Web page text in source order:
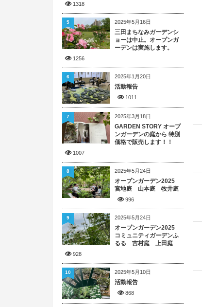
1318
2025年5月16日
三田まちなみガーデンシ
ョーは中止。オープンガ
ーデンは実施します。
1256
5
2025年1月20日
活動報告
1011
6
2025年3月18日
GARDEN STORY オープ
ンガーデンの庭から 特別
価格で販売します！！
1007
7
2025年5月24日
オープンガーデン2025
宮地庭 山本庭 牧井庭
996
8
2025年5月24日
オープンガーデン2025
コミュニティガーデンふ
るる 吉村庭 上田庭
928
9
2025年5月10日
活動報告
868
10